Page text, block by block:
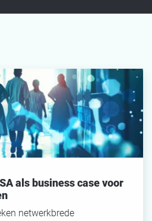
als business case voor
netwerkbrede